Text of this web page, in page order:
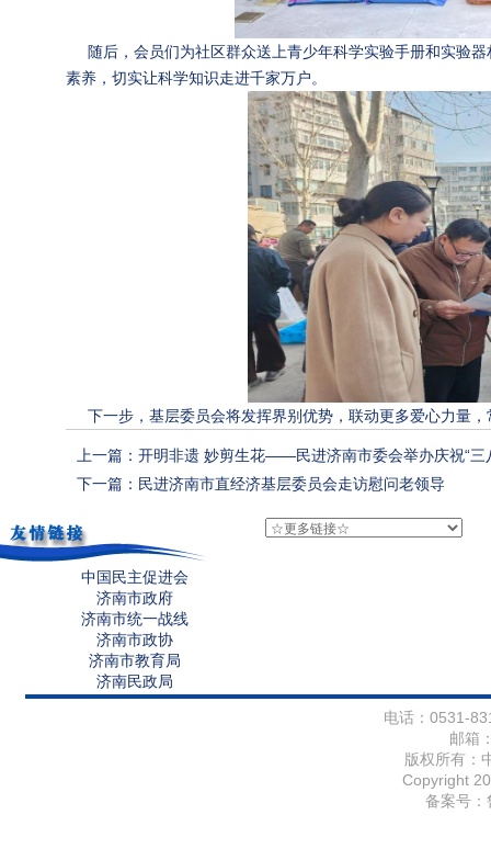
随后，会员们为社区群众送上青少年科学实验手册和实验
素养，切实让科学知识走进千家万户。
下一步，基层委员会将发挥界别优势，联动更多爱心力量
上一篇：开明非遗 妙剪生花——民进济南市委会举办庆祝“三
下一篇：民进济南市直经济基层委员会走访慰问老领导
中国民主促进会
济南市政府
济南市统一战线
济南市政协
济南市教育局
济南民政局
电话：0531-
邮箱
版权所有：
Copyright
备案号